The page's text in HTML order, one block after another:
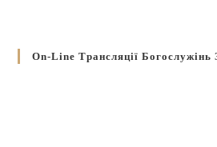
On-Line Трансляції